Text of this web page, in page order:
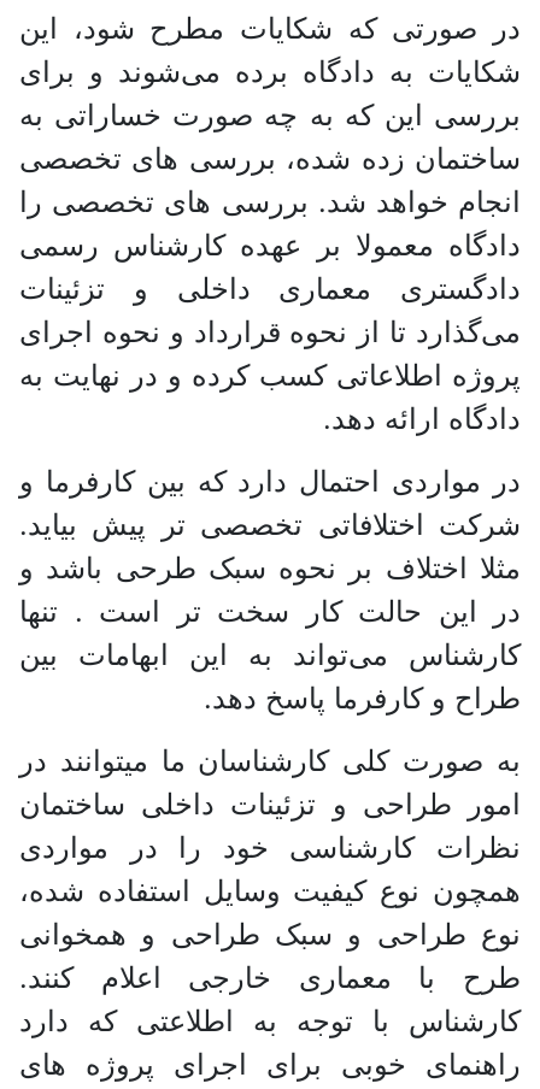
در صورتی که شکایات مطرح شود، این
شکایات به دادگاه برده می‌شوند و برای
بررسی این که به چه صورت خساراتی به
ساختمان زده شده، بررسی های تخصصی
انجام خواهد شد. بررسی های تخصصی را
دادگاه معمولا بر عهده کارشناس رسمی
دادگستری معماری داخلی و تزئینات
می‌گذارد تا از نحوه قرارداد و نحوه اجرای
پروژه اطلاعاتی کسب کرده و در نهایت به
دادگاه ارائه دهد.
در مواردی احتمال دارد که بین کارفرما و
شرکت اختلافاتی تخصصی تر پیش بیاید.
مثلا اختلاف بر نحوه سبک طرحی باشد و
در این حالت کار سخت تر است . تنها
کارشناس می‌تواند به این ابهامات بین
طراح و کارفرما پاسخ دهد.
به صورت کلی کارشناسان ما میتوانند در
امور طراحی و تزئینات داخلی ساختمان
نظرات کارشناسی خود را در مواردی
همچون نوع کیفیت وسایل استفاده شده،
نوع طراحی و سبک طراحی و همخوانی
طرح با معماری خارجی اعلام کنند.
کارشناس با توجه به اطلاعتی که دارد
راهنمای خوبی برای اجرای پروژه های